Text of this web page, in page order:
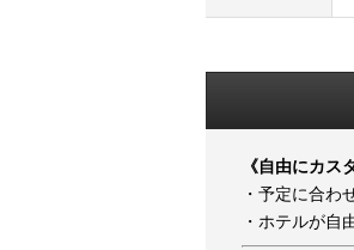
《自由にカス
・予定に合わ
・ホテルが自